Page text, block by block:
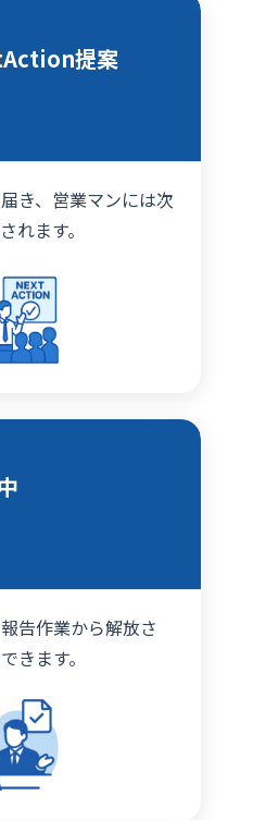
提案
き、営業マンには次
れます。
告作業から解放さ
きます。